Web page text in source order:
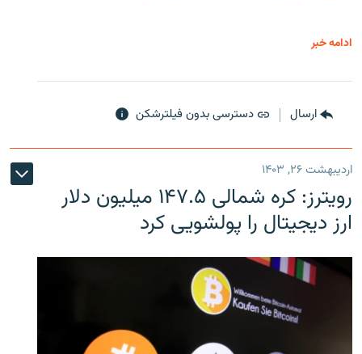
ادامه خبر
ارسال دسترسی بدون فیلترشکن
اردیبهشت ۲۶, ۱۴۰۳
رویترز: کره شمالی ۱۴۷.۵ میلیون دلار
ارز دیجیتال را پولشویی کرد